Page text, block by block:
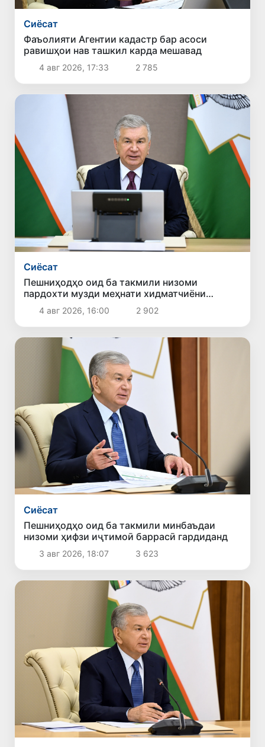
Сиёсат
Фаъолияти Агентии кадастр бар асоси
равишҳои нав ташкил карда мешавад
4 авг 2026, 17:33 2 785
Сиёсат
Пешниҳодҳо оид ба такмили низоми
пардохти музди меҳнати хидматчиёни
давлатӣ баррасӣ шуданд
4 авг 2026, 16:00 2 902
Сиёсат
Пешниҳодҳо оид ба такмили минбаъдаи
низоми ҳифзи иҷтимоӣ баррасӣ гардиданд
3 авг 2026, 18:07 3 623